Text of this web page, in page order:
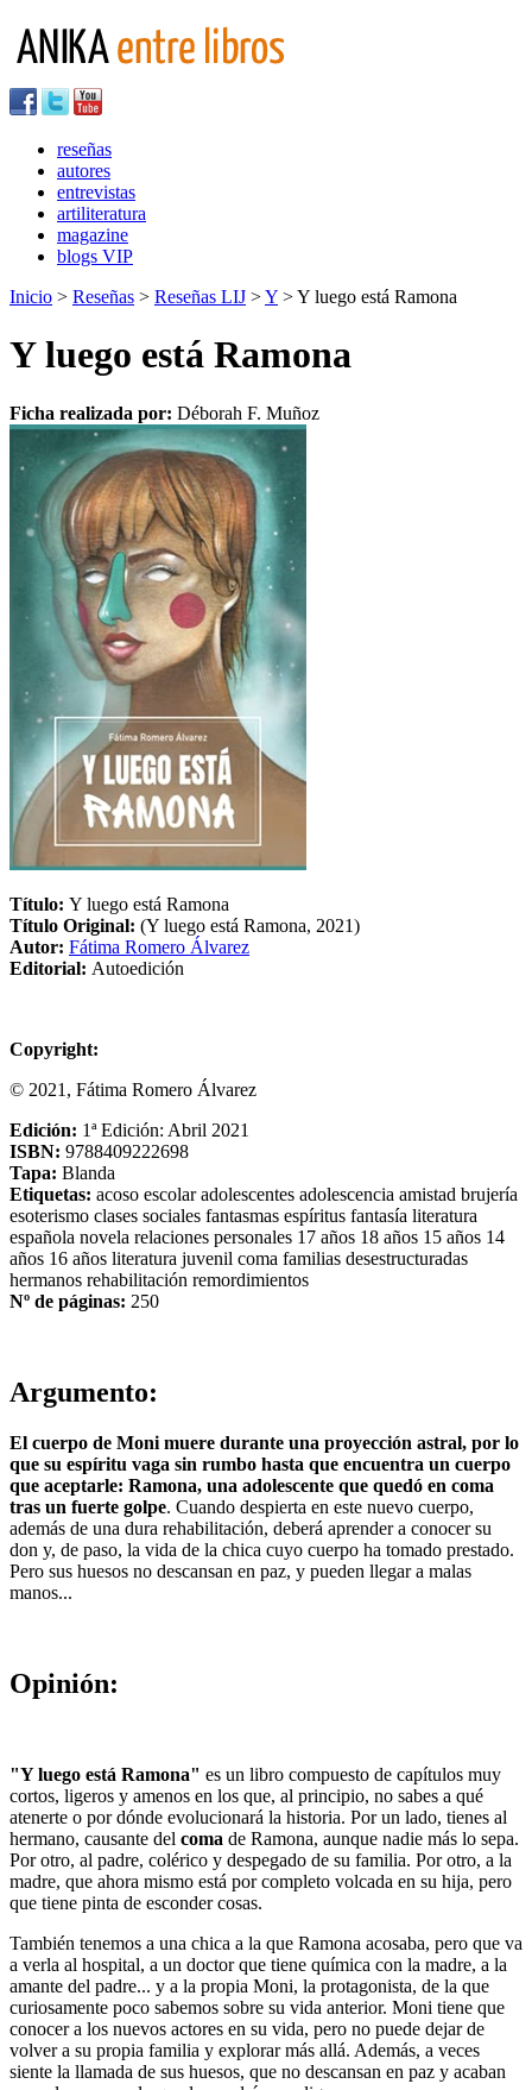
reseñas
autores
entrevistas
artiliteratura
magazine
blogs VIP
Inicio > Reseñas > Reseñas LIJ >Y > Y luego está Ramona
Y luego está Ramona
Ficha realizada por: Déborah F. Muñoz
Título: Y luego está Ramona
Título Original: (Y luego está Ramona, 2021)
Autor: Fátima Romero Álvarez
Editorial: Autoedición
Copyright:
© 2021, Fátima Romero Álvarez
Edición: 1ª Edición: Abril 2021
ISBN: 9788409222698
Tapa: Blanda
Etiquetas: acoso escolaradolescentes adolescencia amistad brujería
esoterismo clases sociales fantasmas espíritus fantasía literatura
española novela relaciones personales 17 años 18 años 15 años 14
años 16 años literatura juvenil coma familias desestructuradas
hermanos rehabilitación remordimientos
Nº de páginas: 250
Argumento:
El cuerpo de Moni muere durante una proyección astral, por lo
que su espíritu vaga sin rumbo hasta que encuentra un cuerpo
que aceptarle: Ramona, una adolescente que quedó en coma
tras un fuerte golpe. Cuando despierta en este nuevo cuerpo,
además de una dura rehabilitación, deberá aprender a conocer su
don y, de paso, la vida de la chica cuyo cuerpo ha tomado prestado.
Pero sus huesos no descansan en paz, y pueden llegar a malas
manos...
Opinión:
"Y luego está Ramona" es un libro compuesto de capítulos muy
cortos, ligeros y amenos en los que, al principio, no sabes a qué
atenerte o por dónde evolucionará la historia. Por un lado, tienes al
hermano, causante del coma de Ramona, aunque nadie más lo sepa.
Por otro, al padre, colérico y despegado de su familia. Por otro, a la
madre, que ahora mismo está por completo volcada en su hija, pero
que tiene pinta de esconder cosas.
También tenemos a una chica a la que Ramona acosaba, pero que va
a verla al hospital, a un doctor que tiene química con la madre, a la
amante del padre... y a la propia Moni, la protagonista, de la que
curiosamente poco sabemos sobre su vida anterior. Moni tiene que
conocer a los nuevos actores en su vida, pero no puede dejar de
volver a su propia familia y explorar más allá. Además, a veces
siente la llamada de sus huesos, que no descansan en paz y acaban